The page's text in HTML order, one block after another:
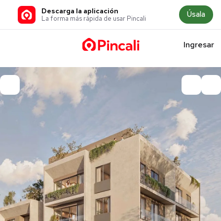
Descarga la aplicación
La forma más rápida de usar Pincali Úsala
Ingresar